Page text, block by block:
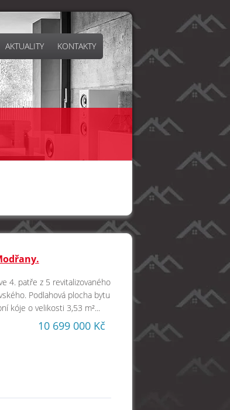
AKTUALITY KONTAKTY
4. patře z 5 revitalizovaného
Podlahová plocha bytu
kóje o velikosti 3,53 m²...
10 699 000 Kč